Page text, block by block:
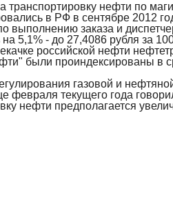
транспортировку нефти по
в РФ в сентябре 2012
выполнению заказа и
5,1% - до 27,4086 рубля за
российской нефти
были проиндексированы в
газовой и
февраля текущего года
нефти предполагается